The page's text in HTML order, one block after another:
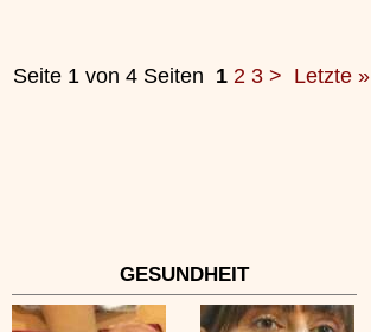
Seite 1 von 4 Seiten 1 2 3 > Letzte »
GESUNDHEIT